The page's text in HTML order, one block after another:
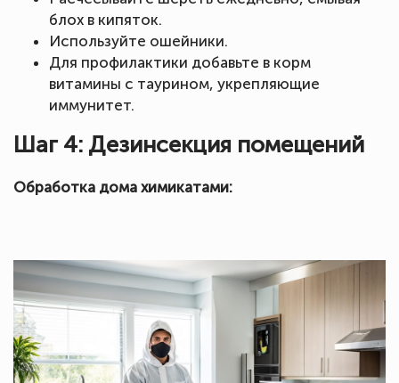
блох в кипяток.
Используйте ошейники.
Для профилактики добавьте в корм
витамины с таурином, укрепляющие
иммунитет.
Шаг 4: Дезинсекция помещений
Обработка дома химикатами: